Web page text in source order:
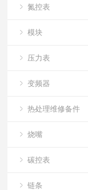
氮控表
模块
压力表
变频器
热处理维修备件
烧嘴
碳控表
链条